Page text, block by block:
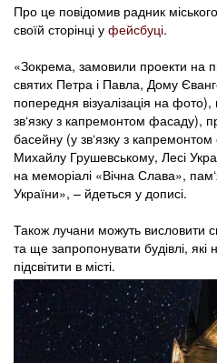
Про це повідомив радник
своїй сторінці у фейсбуці.
«Зокрема, замовили проекти на
святих Петра і Павла, Дому
попередня візуалізація на
зв‘язку з капремонтом фасаду),
басейну (у зв‘язку з
Михайлу Грушевському, Лесі
на меморіалі «Вічна Слава»,
України», – йдеться у дописі.
Також лучани можуть висловити
та ще запропонувати будівлі,
підсвітити в місті.